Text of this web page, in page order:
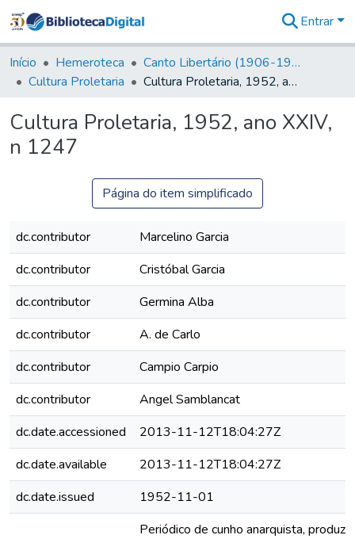
&
Coleções
Tudo na
Digital
Entrar
Início Hemeroteca
Canto Libertário (1906-1995)
Cultura Proletaria
Cultura Proletaria, 1952, ano XXIV, n 1247
Cultura Proletaria, 1952, ano XXIV,
n 1247
Página do item simplificado
dc.contributor
Marcelino Garcia
dc.contributor
Cristóbal Garcia
dc.contributor
Germina Alba
dc.contributor
A. de Carlo
dc.contributor
Campio Carpio
dc.contributor
Angel Samblancat
dc.date.accessioned
2013-11-12T18:04:27Z
dc.date.available
2013-11-12T18:04:27Z
dc.date.issued
1952-11-01
Periódico de cunho anarquista,